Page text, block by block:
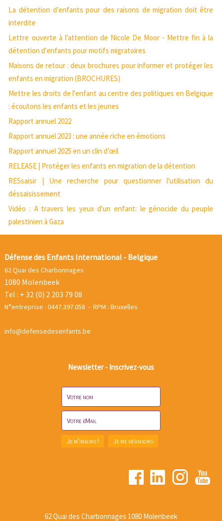
La détention d’enfants pour des raisons de migration doit être
interdite
Lettre ouverte à l’attention de Nicole De Moor - Mettre fin à la
détention d'enfants pour motifs migratoires
Maisons de retour : deux brochures pour informer et protéger les
enfants en migration (BROCHURES)
Mettre les droits de l'enfant au centre des politiques en Belgique
: écoutons les enfants et les jeunes
Rapport annuel 2022
Rapport annuel 2023 : une année riche en émotions
Rapport annuel 2025 en un clin d’œil
RELEASE | Protéger les enfants en migration de la détention
RESsaisir | Une recherche pour questionner l'utilisation du
déssaisissement
Vidéo : A travers les yeux d'un enfant: le génocide du peuple
palestinien à Gaza
Défense des Enfants International - Belgique
62 Quai des Charbonnages
1080 Molenbeek
Tel : + 32 (0) 2 203 79 08
N°entreprise : 0447.397.058 - RPM : Bruxelles
info@defensedesenfants.be
Newsletter - Inscrivez-vous
62 Quai des Charbonnages 1080 Molenbeek